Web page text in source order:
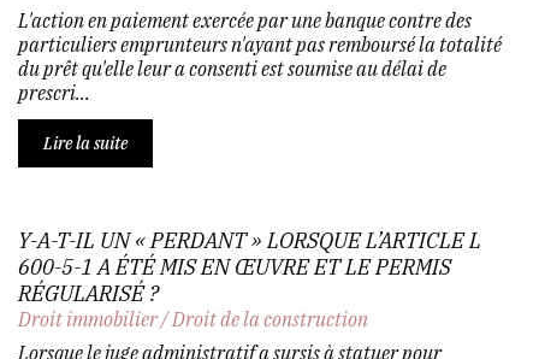
L'action en paiement exercée par une banque contre des
particuliers emprunteurs n'ayant pas remboursé la totalité
du prêt qu'elle leur a consenti est soumise au délai de
prescri...
Lire la suite
Y-A-T-IL UN « PERDANT » LORSQUE L’ARTICLE L
600-5-1 A ÉTÉ MIS EN ŒUVRE ET LE PERMIS
RÉGULARISÉ ?
Droit immobilier/Droit de la construction
Lorsque le juge administratif a sursis à statuer pour